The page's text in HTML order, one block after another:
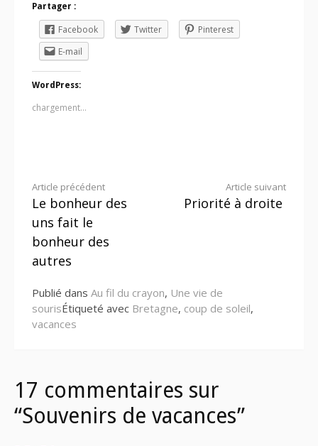
Partager :
Facebook Twitter
Pinterest
E-mail
WordPress:
chargement…
Lire
la
suite
Article précédent
Le bonheur des
uns fait le
bonheur des
autres
Article suivant
Priorité à droite
Publié dans Au fil du crayon, Une vie de
sourisÉtiqueté avec Bretagne, coup de soleil,
vacances
17 commentaires sur
“Souvenirs de vacances”